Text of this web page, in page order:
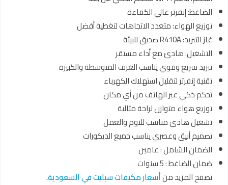
الضاغط: إنفرتر عالي الكفاءة
توزيع الهواء: متعدد الاتجاهات لتغطية أفضل
غاز التبريد: R410A صديق للبيئة
التشغيل: هادئ مع أداء مستقر
تبريد سريع وقوي يناسب الغرف المتوسطة والكبيرة
تقنية إنفرتر لتقليل استهلاك الكهرباء
تحكم ذكي عبر الهاتف من أي مكان
توزيع هواء متوازن لراحة مثالية
تشغيل هادئ مناسب للنوم والعمل
تصميم أنيق وعصري يناسب جميع الديكورات
الضمان الشامل : عامين
ضمان الضاغط : 5 سنوات
تصفح المزيد منأسعار مكيفات سبليت في السعودية.